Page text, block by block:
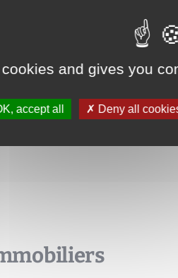
de la vente à la signature
and gives you
accept all Deny all